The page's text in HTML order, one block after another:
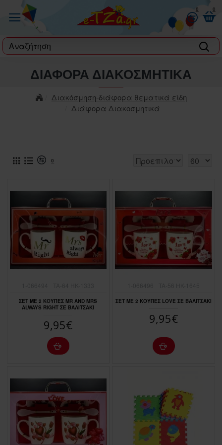
0 0
label
Διακόσμηση-διάφορα θεματικά είδη
Διάφορα Διακοσμητικά
ΔΙΆΦΟΡΑ ΔΙΑΚΟΣΜΗΤΙΚΆ
0
ΣΕΤ ΜΕ 2 ΚOΥΠΕΣ MR AND MRS
ALWAYS RIGHT ΣΕ ΒΑΛΙΤΣΑΚΙ
9,95€
ΣΕΤ ΜΕ 2 ΚOΥΠΕΣ LOVE ΣΕ ΒΑΛΙΤΣΑΚΙ
9,95€